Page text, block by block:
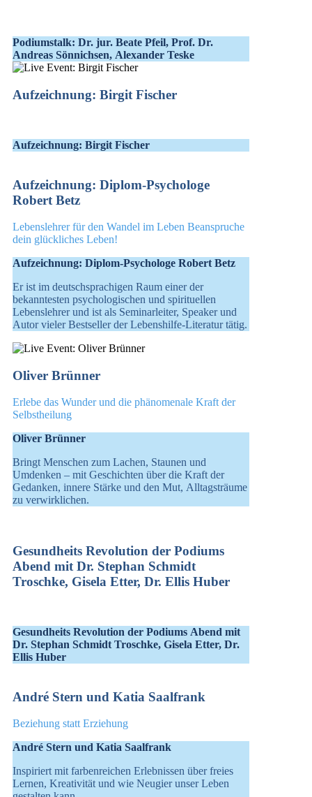
Podiumstalk: Dr. jur. Beate Pfeil, Prof. Dr.
Andreas Sönnichsen, Alexander Teske
Aufzeichnung: Birgit Fischer
Aufzeichnung: Birgit Fischer
Aufzeichnung: Diplom-Psychologe
Robert Betz
Lebenslehrer für den Wandel im Leben Beanspruche
dein glückliches Leben!
Aufzeichnung: Diplom-Psychologe Robert Betz
Er ist im deutschsprachigen Raum einer der
bekanntesten psychologischen und spirituellen
Lebenslehrer und ist als Seminarleiter, Speaker und
Autor vieler Bestseller der Lebenshilfe-Literatur tätig.
Oliver Brünner
Erlebe das Wunder und die phänomenale Kraft der
Selbstheilung
Oliver Brünner
Bringt Menschen zum Lachen, Staunen und
Umdenken – mit Geschichten über die Kraft der
Gedanken, innere Stärke und den Mut, Alltagsträume
zu verwirklichen.
Gesundheits Revolution der Podiums
Abend mit Dr. Stephan Schmidt
Troschke, Gisela Etter, Dr. Ellis Huber
Gesundheits Revolution der Podiums Abend mit
Dr. Stephan Schmidt Troschke, Gisela Etter, Dr.
Ellis Huber
André Stern und Katia Saalfrank
Beziehung statt Erziehung
André Stern und Katia Saalfrank
Inspiriert mit farbenreichen Erlebnissen über freies
Lernen, Kreativität und wie Neugier unser Leben